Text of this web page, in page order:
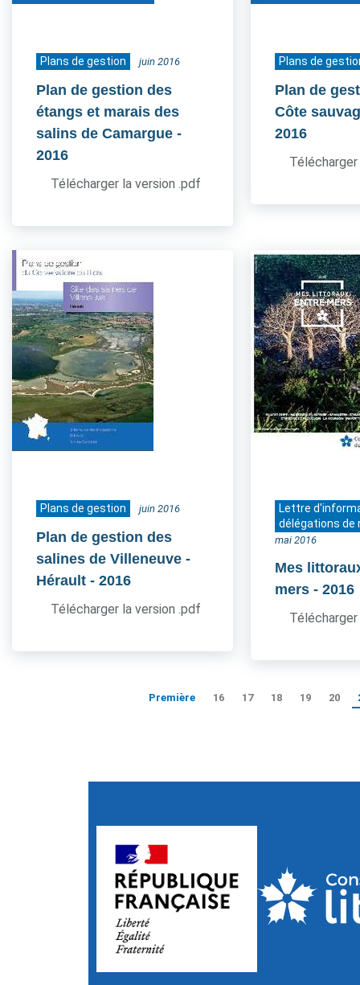
Plans de gestion juin 2016
Plan de gestion des
étangs et marais des
salins de Camargue -
2016
Télécharger la version .pdf
Plans de
Plan de
Côte
2016
Plans de gestion juin 2016
Plan de gestion des
salines de Villeneuve -
Hérault - 2016
Télécharger la version .pdf
Lettre
délégations de
mai 2016
Mes
mers - 2016
Première 16 17 18 19 20